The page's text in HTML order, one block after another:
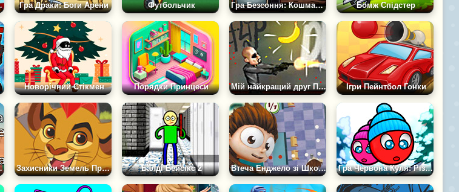
Мікс Гра Драки: Боги Арени Футбольчик Гра Безсоння: Кошмар Наяву Бомж Спідстер
Новорічний Стікмен Порядки Принцеси Мій найкращий друг Педро Ігри Пейнтбол Гонки
Захисники Земель Прайда Балді Бейсікс 2 Втеча Енджело зі Школи Гра Червона Куля: Різдвяна Любов